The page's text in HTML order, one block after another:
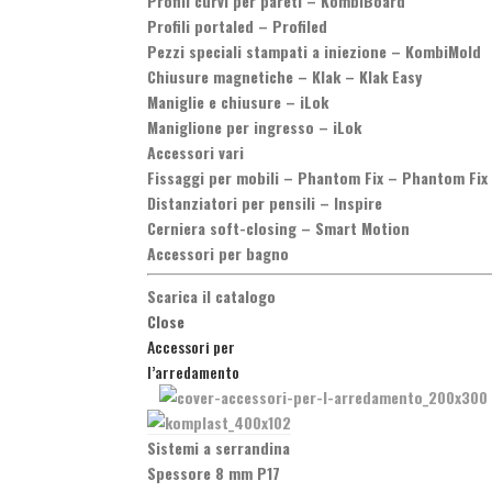
Profili portaled – Profiled
Pezzi speciali stampati a iniezione – KombiMold
Chiusure magnetiche – Klak – Klak Easy
Maniglie e chiusure – iLok
Maniglione per ingresso – iLok
Accessori vari
Fissaggi per mobili – Phantom Fix – Phantom
Distanziatori per pensili – Inspire
Cerniera soft-closing – Smart Motion
Accessori per bagno
Scarica il catalogo
Close
Accessori per
l’arredamento
Sistemi a serrandina
Spessore 8 mm P17